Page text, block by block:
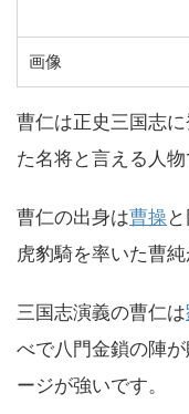
画像
曹仁は正史三国志
た名将と言える人物
曹仁の出身は曹操
虎豹騎を率いた曹純
三国志演義の曹仁は
べで八門金鎖の陣
ージが強いです。